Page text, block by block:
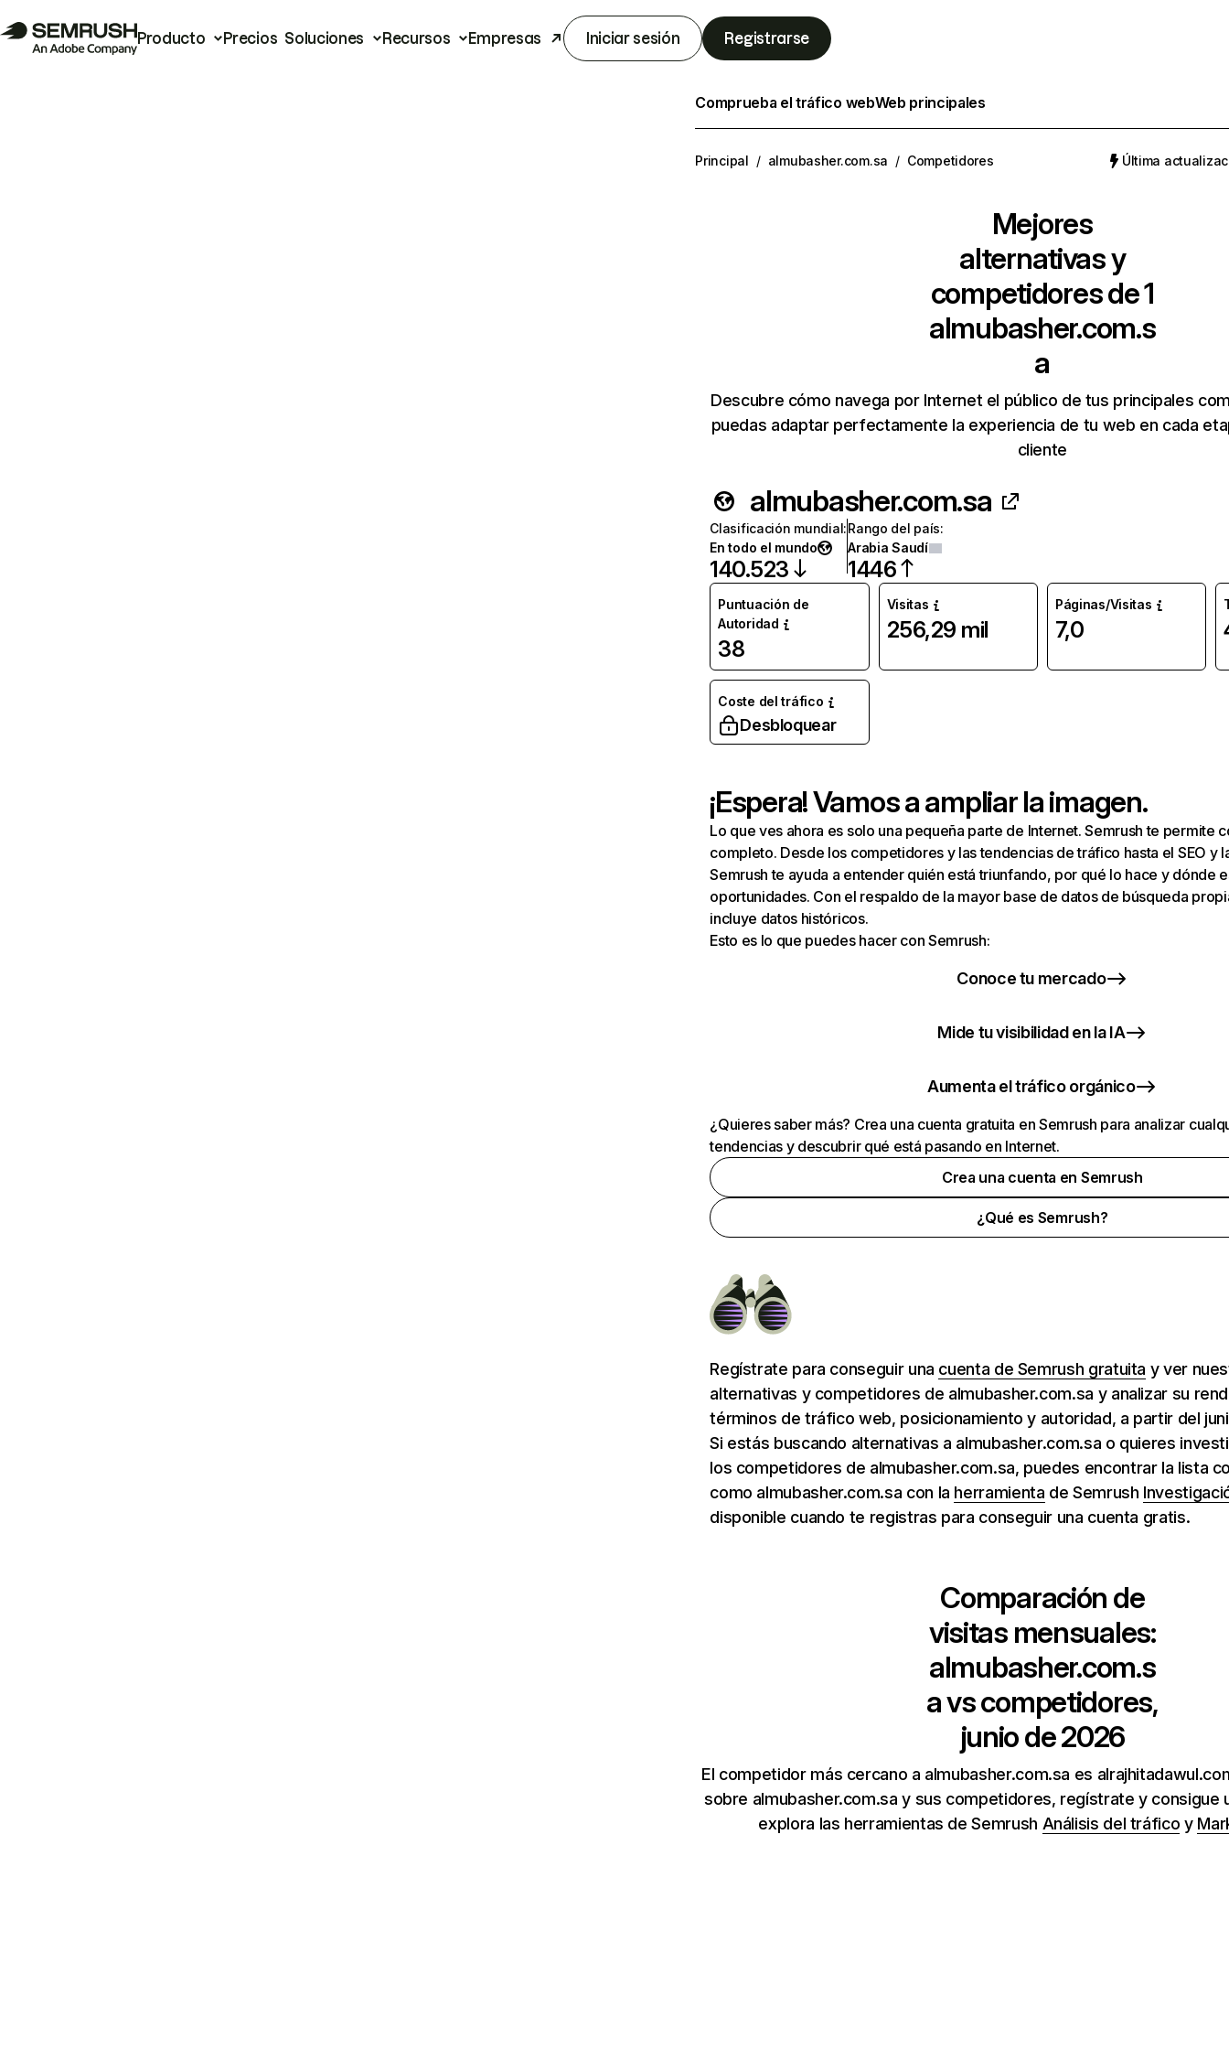
Producto Precios Soluciones Recursos Empresas Iniciar sesión Registrarse
Comprueba el tráfico webWeb principales
Principal / almubasher.com.sa / Competidores Última
Mejores
alternativas y
competidores de 1
almubasher.com.s
a
Descubre cómo navega por Internet el público de tus principales
puedas adaptar perfectamente la experiencia de tu web en cada
cliente
almubasher.com.sa
Clasificación mundial:
En todo el mundo
140.523
Rango del país:
Arabia Saudí
1446
Puntuación de
Autoridad
38
Visitas
256,29 mil
Páginas/Visitas
7,0
Coste del tráfico
Desbloquear
¡Espera! Vamos a ampliar la imagen.
Lo que ves ahora es solo una pequeña parte de Internet. Semrush te permite
completo. Desde los competidores y las tendencias de tráfico hasta el SEO y
Semrush te ayuda a entender quién está triunfando, por qué lo hace y dónde
oportunidades. Con el respaldo de la mayor base de datos de búsqueda
incluye datos históricos.
Esto es lo que puedes hacer con Semrush:
Conoce tu mercado
Mide tu visibilidad en la IA
Aumenta el tráfico orgánico
¿Quieres saber más? Crea una cuenta gratuita en Semrush para analizar
tendencias y descubrir qué está pasando en Internet.
Crea una cuenta en Semrush
¿Qué es Semrush?
Regístrate para conseguir una cuenta de Semrush gratuita y ver
alternativas y competidores de almubasher.com.sa y analizar su
términos de tráfico web, posicionamiento y autoridad, a partir del
Si estás buscando alternativas a almubasher.com.sa o quieres
los competidores de almubasher.com.sa, puedes encontrar la lista
como almubasher.com.sa con la herramienta de Semrush
disponible cuando te registras para conseguir una cuenta gratis.
Comparación de
visitas mensuales:
almubasher.com.s
avs competidores,
junio de 2026
El competidor más cercano a almubasher.com.sa es
sobre almubasher.com.sa y sus competidores, regístrate y consigue
explora las herramientas de Semrush Análisis del tráfico y